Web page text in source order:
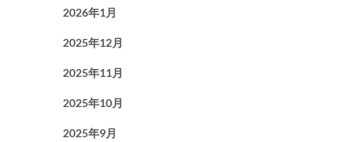
2026年1月
2025年12月
2025年11月
2025年10月
2025年9月